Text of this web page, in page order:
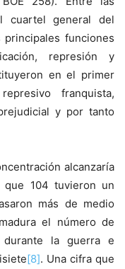
cuartel general del
funciones
represión y
en el primer
franquista,
y por tanto
alcanzaría
104 tuvieron un
más de medio
el número de
durante la guerra e
[8]. Una cifra que